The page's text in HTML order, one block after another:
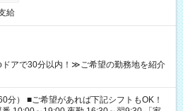
給
アで30分以内！≫ご希望の勤務地を紹介
フトもOK！